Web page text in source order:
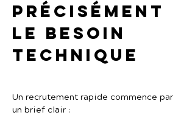
précisément
le besoin
technique
Un recrutement rapide commence par
un brief clair :